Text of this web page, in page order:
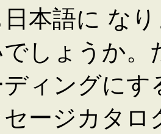
本語に な
しょうか
ィングに
セージカタ